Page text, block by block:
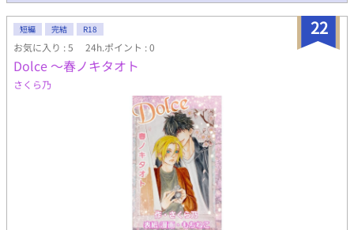
さなかった。 俺はゲームでは美少女キャラだったヒロインポジシ
ョンを担うことになってしまったのだ。 …男の姿のままで。 ヒロ
イン役が男になってしまっても、物語はゲーム通りに進み、俺は
イケメン勇者と恋に落ちなければいけなくなった。 ２人の愛が世
界を救うストーリーだからだ。 さて、俺はこの世界を救い、元の
世界に戻ることが出来るのだろうか？
22
短編 完結 R18
お気に入り : 5 24h.ポイント : 0
Dolce ～春ノキタオト
さくら乃